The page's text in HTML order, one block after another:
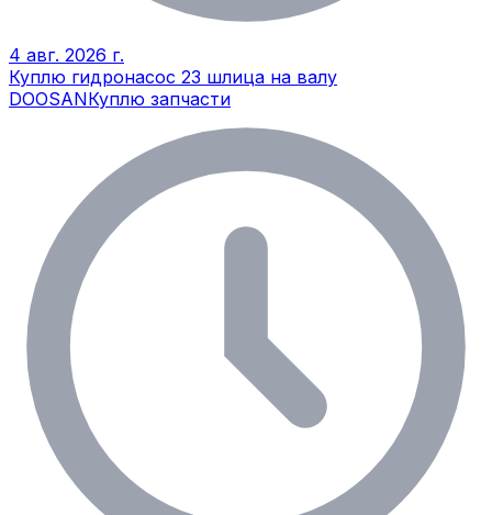
4 авг. 2026 г.
Куплю гидронасос 23 шлица на валу
DOOSANКуплю запчасти